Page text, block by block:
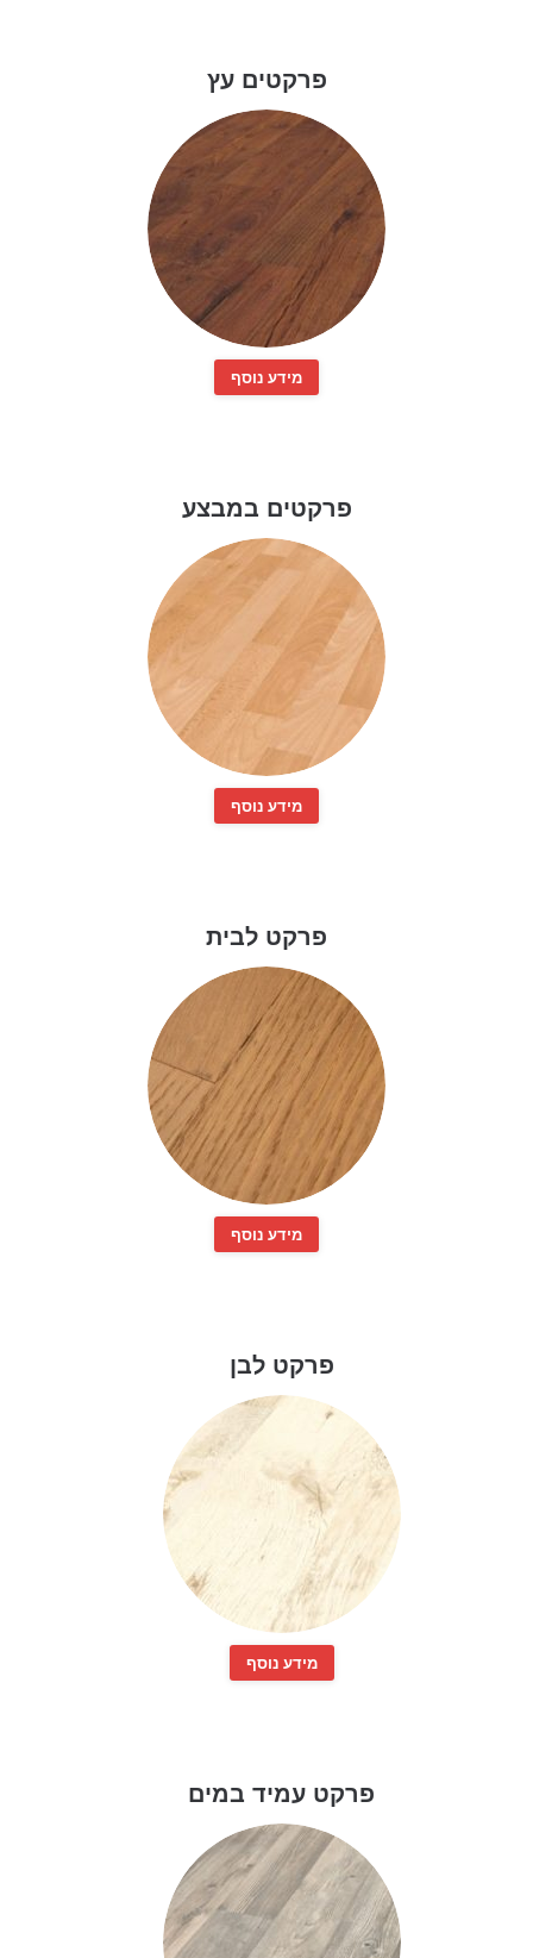
פרקטים עץ
מידע נוסף
פרקטים במבצע
מידע נוסף
פרקט לבית
מידע נוסף
פרקט לבן
מידע נוסף
פרקט עמיד במים